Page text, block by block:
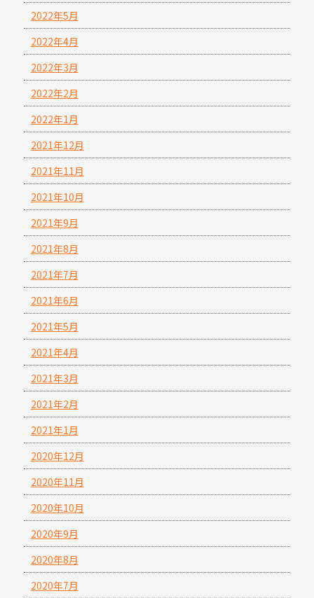
2022年5月
2022年4月
2022年3月
2022年2月
2022年1月
2021年12月
2021年11月
2021年10月
2021年9月
2021年8月
2021年7月
2021年6月
2021年5月
2021年4月
2021年3月
2021年2月
2021年1月
2020年12月
2020年11月
2020年10月
2020年9月
2020年8月
2020年7月